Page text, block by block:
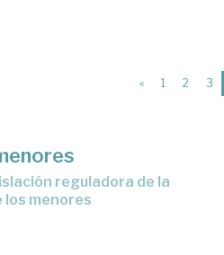
« 1 2 3
los menores